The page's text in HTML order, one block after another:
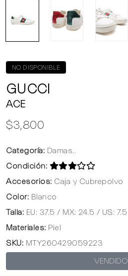
NO DISPONIBLE
GUCCI
ACE
$3,800
Categoría: Damas..
Condición:
Accesorios: Caja y Cubrepolvo
Color: Blanco
Talla: EU: 37.5 / MX: 24.5 / US: 7.5
Materiales: Piel
SKU: MTY260429059223
VENDIDO